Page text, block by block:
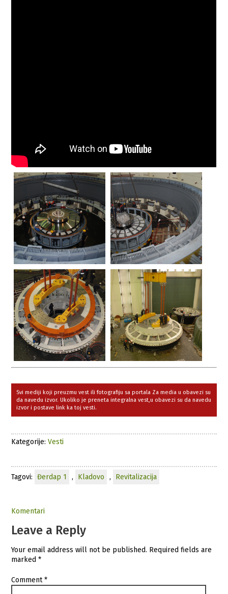
Svi mediji koji preuzmu vest ili fotografiju sa portala Za media u obavezi su
da navedu izvor. Ukoliko je preneta integralna vest,u obavezi su da navedu
izvor i postave link ka toj vesti.
Kategorije:Vesti
Tagovi: Đerdap 1 , Kladovo , Revitalizacija
Komentari
Leave a Reply
Your email address will not be published. Required fields are
marked*
Comment*